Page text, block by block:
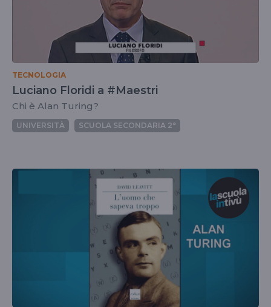
TECNOLOGIA
Luciano Floridi a #Maestri
Chi è Alan Turing?
UNIVERSITÀ SCUOLA SECONDARIA 2°